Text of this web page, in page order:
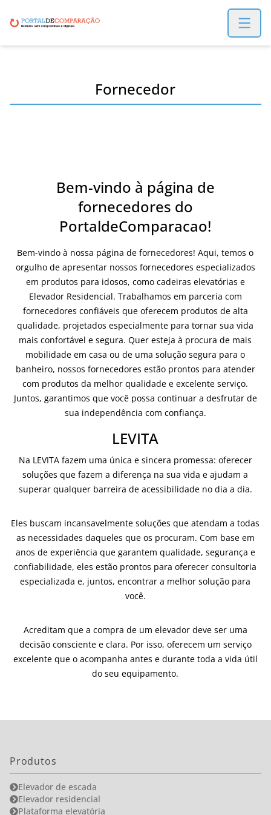
Open
Fornecedor
Bem-vindo à página de
fornecedores do
PortaldeComparacao!
Bem-vindo à nossa página de fornecedores! Aqui, temos o
orgulho de apresentar nossos fornecedores especializados
em produtos para idosos, como cadeiras elevatórias e
Elevador Residencial. Trabalhamos em parceria com
fornecedores confiáveis que oferecem produtos de alta
qualidade, projetados especialmente para tornar sua vida
mais confortável e segura. Quer esteja à procura de mais
mobilidade em casa ou de uma solução segura para o
banheiro, nossos fornecedores estão prontos para atender
com produtos da melhor qualidade e excelente serviço.
Juntos, garantimos que você possa continuar a desfrutar de
sua independência com confiança.
LEVITA
Na LEVITA fazem uma única e sincera promessa: oferecer
soluções que fazem a diferença na sua vida e ajudam a
superar qualquer barreira de acessibilidade no dia a dia.
Eles buscam incansavelmente soluções que atendam a todas
as necessidades daqueles que os procuram. Com base em
anos de experiência que garantem qualidade, segurança e
confiabilidade, eles estão prontos para oferecer consultoria
especializada e, juntos, encontrar a melhor solução para
você.
Acreditam que a compra de um elevador deve ser uma
decisão consciente e clara. Por isso, oferecem um serviço
excelente que o acompanha antes e durante toda a vida útil
do seu equipamento.
Produtos
Elevador de escada
Elevador residencial
Plataforma elevatória